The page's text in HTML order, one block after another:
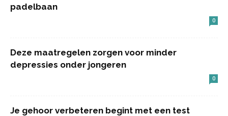
padelbaan
0
Deze maatregelen zorgen voor minder
depressies onder jongeren
0
Je gehoor verbeteren begint met een test